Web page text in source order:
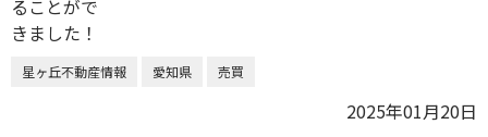
星ヶ丘不動産情報 愛知県 売買
2025年01月20日